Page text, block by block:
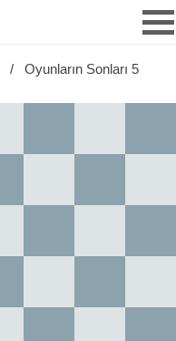
Oyunların Sonları 5